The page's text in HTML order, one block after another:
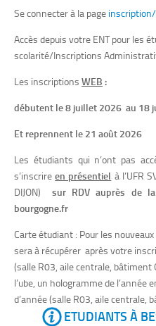
Se connecter à la page
Accès depuis votre ENT pour les
scolarité/Inscriptions
Les inscriptions WEB :
débutent le 8 juillet 2026 au 18
Et reprennent le 21 août 2026
Les étudiants qui n’ont pas
s’inscrireen présentiel à l’UFR
DIJON) sur RDV auprès de la
bourgogne.fr
Carte étudiant : Pour les
sera à récupérer après votre
(salle R03, aile centrale, bâtiment
l’ube, un hologramme de l’année
d’année (salle R03, aile centrale,
ETUDIANTS À